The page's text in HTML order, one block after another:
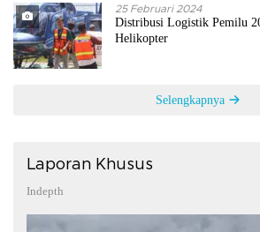
25 Februari 2024
Distribusi Logistik Pemilu
Helikopter
Selengkapnya
Laporan Khusus
Indepth